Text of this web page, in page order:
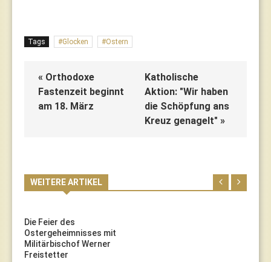
Tags Glocken Ostern
« Orthodoxe
Fastenzeit beginnt
am 18. März
Katholische
Aktion: "Wir haben
die Schöpfung ans
Kreuz genagelt" »
WEITERE ARTIKEL
Die Feier des
Ostergeheimnisses mit
Militärbischof Werner
Freistetter